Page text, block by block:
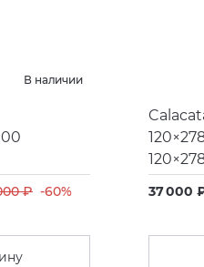
В наличии
₽ -60% 37 000